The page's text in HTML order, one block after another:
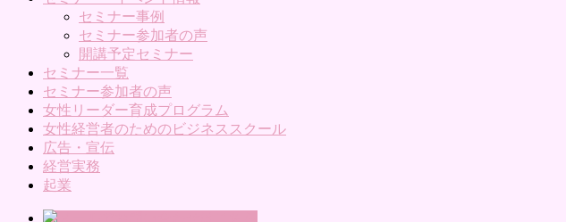
セミナー事例
セミナー参加者の声
開講予定セミナー
セミナー一覧
セミナー参加者の声
女性リーダー育成プログラム
女性経営者のためのビジネススクール
広告・宣伝
経営実務
起業